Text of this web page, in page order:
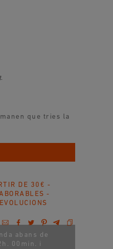
que tries la
DE 30€ -
-
abans de
00min. i